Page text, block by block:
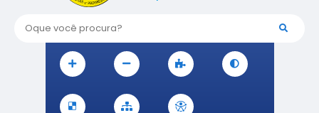
Oque você procura?